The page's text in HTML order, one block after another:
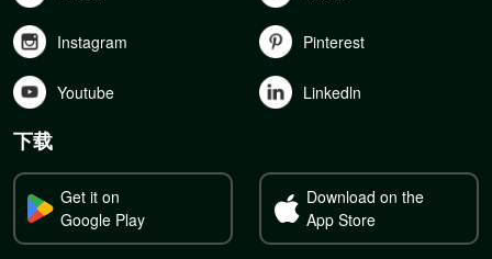
Instagram Pinterest
Youtube Linkedln
下载
Get it on
Google Play
Download on the
App Store